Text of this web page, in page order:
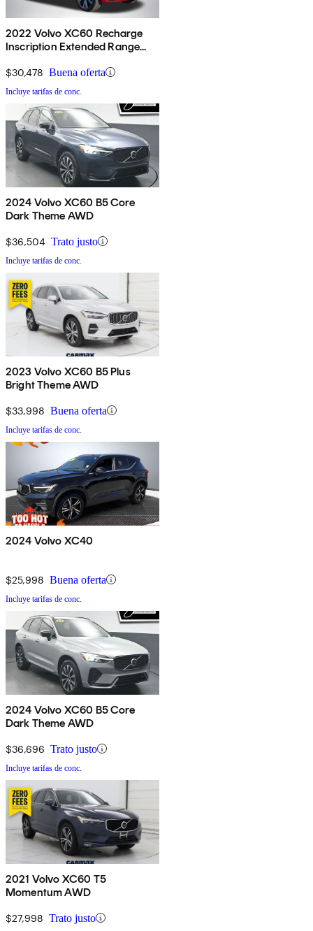
2022 Volvo XC60 Recharge
Inscription Extended Range
$30,478 Buena oferta
Incluye tarifas de conc.
2024 Volvo XC60 B5 Core
Dark Theme AWD
$36,504 Trato justo
Incluye tarifas de conc.
2023 Volvo XC60 B5 Plus
Bright Theme AWD
$33,998 Buena oferta
Incluye tarifas de conc.
2024 Volvo XC40
$25,998 Buena oferta
Incluye tarifas de conc.
2024 Volvo XC60 B5 Core
Dark Theme AWD
$36,696 Trato justo
Incluye tarifas de conc.
2021 Volvo XC60 T5
Momentum AWD
$27,998 Trato justo